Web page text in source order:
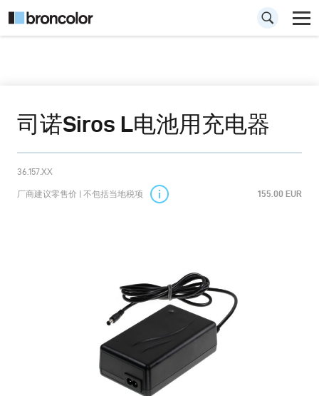
司诺Siros L电池用充电器
36.157.XX
厂商建议零售价 | 不包括当地税项 155.00 EUR